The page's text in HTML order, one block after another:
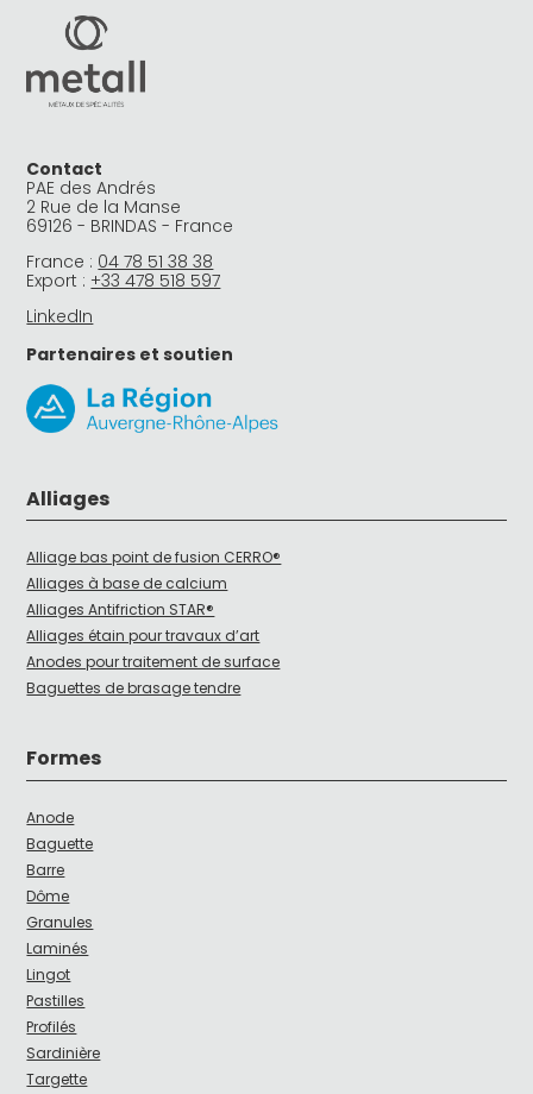
Contact
PAE des Andrés
2 Rue de la Manse
69126 - BRINDAS - France
France : 04 78 51 38 38
Export : +33 478 518 597
LinkedIn
Partenaires et soutien
Alliages
Alliage bas point de fusion CERRO®
Alliages à base de calcium
Alliages Antifriction STAR®
Alliages étain pour travaux d’art
Anodes pour traitement de surface
Baguettes de brasage tendre
Formes
Anode
Baguette
Barre
Dôme
Granules
Laminés
Lingot
Pastilles
Profilés
Sardinière
Targette